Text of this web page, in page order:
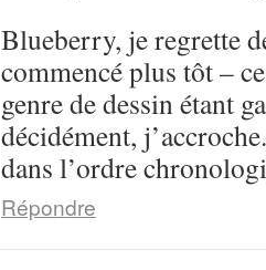
Blueberry, je regrette
commencé plus tôt –
genre de dessin étant
décidément,
dans l’ordre
Répondre